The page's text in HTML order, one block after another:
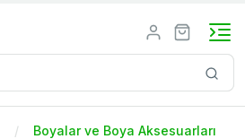
Boyalar ve Boya Aksesuarları